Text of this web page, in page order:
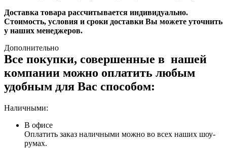
Доставка товара рассчитывается индивидуально.
Стоимость, условия и сроки доставки Вы можете уточнить
у наших менеджеров.
Дополнительно
Все покупки, совершенные в нашей
компании можно оплатить любым
удобным для Вас способом:
Наличными:
В офисе
Оплатить заказ наличными можно во всех наших шоу-
румах.